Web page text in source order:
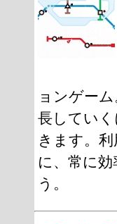
ョンゲー
長してい
きます。
に、常に
う。